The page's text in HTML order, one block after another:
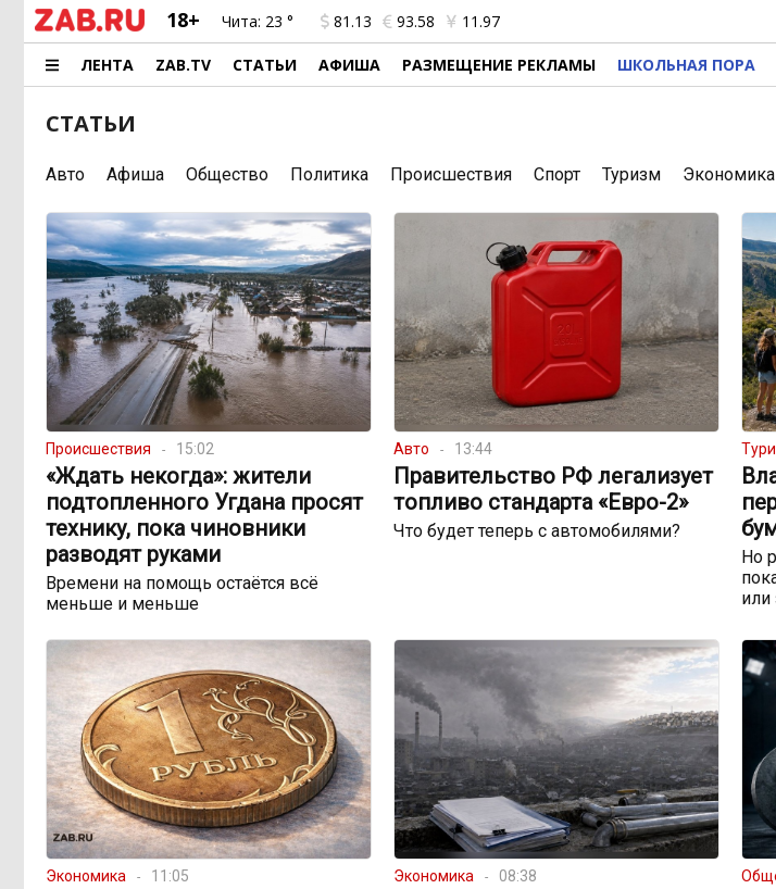
18+ Чита: 23 ° 81.13 93.58 11.97
ЛЕНТА ZAB.TV СТАТЬИ АФИША РАЗМЕЩЕНИЕ РЕКЛАМЫ ШКОЛЬНАЯ ПОРА
СТАТЬИ
Авто Афиша Общество Политика Происшествия Спорт Туризм Экономика
Происшествия 15:02
«Ждать некогда»: жители
подтопленного Угдана просят
технику, пока чиновники
разводят руками
Времени на помощь остаётся всё
меньше и меньше
Авто 13:44
Правительство РФ легализует
топливо стандарта «Евро-2»
Что будет теперь с автомобилями?
Но
Экономика 11:05 Экономика 08:38